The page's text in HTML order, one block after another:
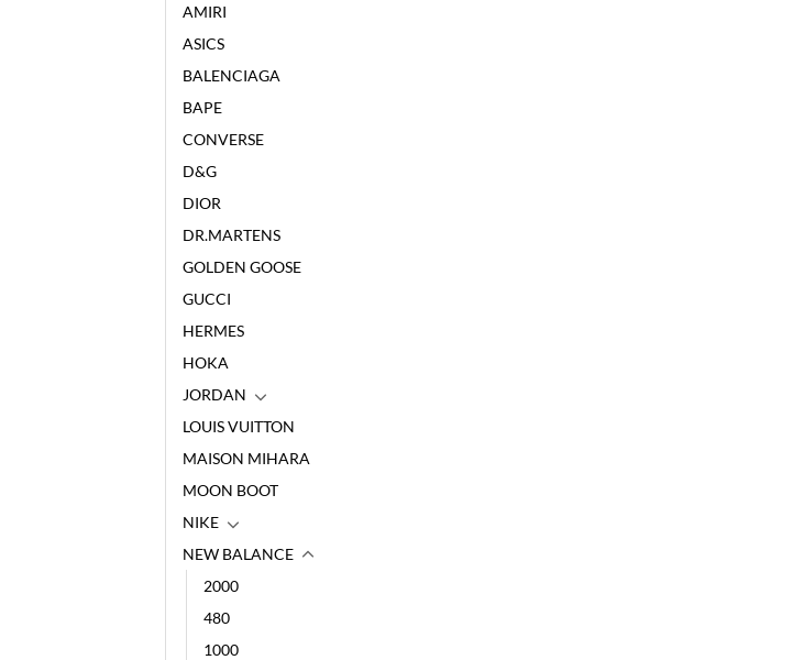
AMIRI
ASICS
BALENCIAGA
BAPE
CONVERSE
D&G
DIOR
DR.MARTENS
GOLDEN GOOSE
GUCCI
HERMES
HOKA
JORDAN
LOUIS VUITTON
MAISON MIHARA
MOON BOOT
NIKE
NEW BALANCE
2000
480
1000